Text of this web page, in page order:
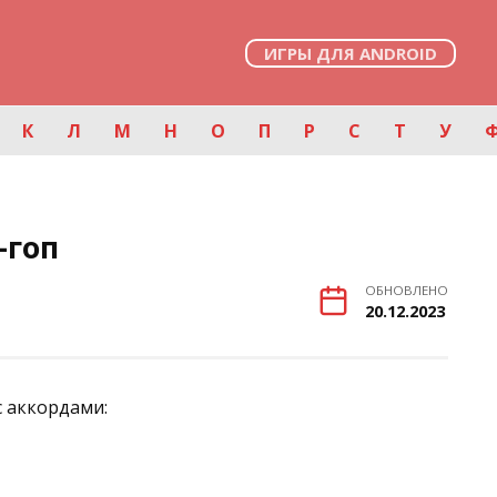
ИГРЫ ДЛЯ ANDROID
К Л М Н О П Р С Т У
ОБНОВЛЕНО
20.12.2023
аккордами: